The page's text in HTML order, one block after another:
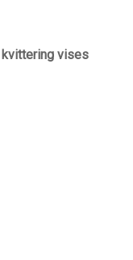
kvittering vises